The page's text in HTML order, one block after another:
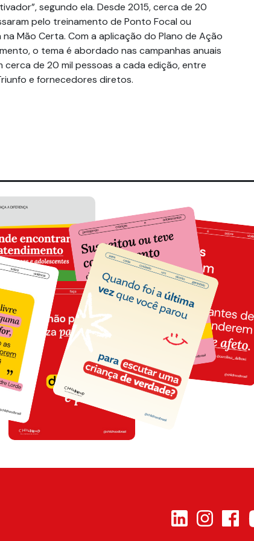
segundo ela. Desde 2015, cerca de 20
pelo treinamento de Ponto Focal ou
Mão Certa. Com a aplicação do Plano de Ação
o tema é abordado nas campanhas anuais
cerca de 20 mil pessoas a cada edição, entre
e fornecedores diretos.